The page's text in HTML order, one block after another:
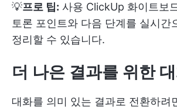
💡프로 팁: 사용 ClickUp 화이트보
토론 포인트와 다음 단계를 실시간
정리할 수 있습니다.
더 나은 결과를 위한
대화를 의미 있는 결과로 전환하려